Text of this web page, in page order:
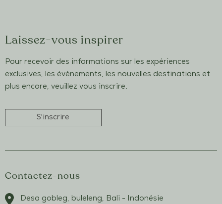
Laissez-vous inspirer
Pour recevoir des informations sur les expériences
exclusives, les événements, les nouvelles destinations et
plus encore, veuillez vous inscrire.
S'inscrire
Contactez-nous
Desa gobleg, buleleng, Bali - Indonésie